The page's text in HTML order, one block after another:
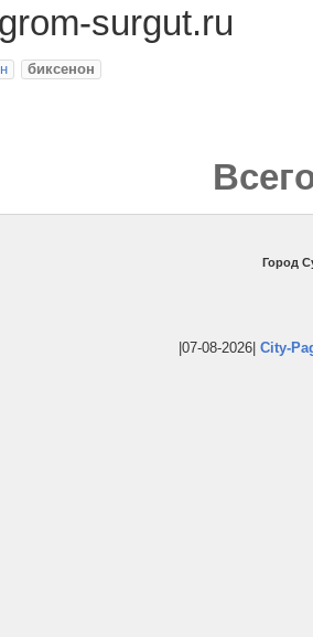
surgut.ru
биксенон
Город
|07-08-2026| City-